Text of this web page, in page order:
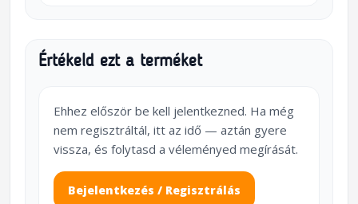
Értékeld ezt a terméket
Ehhez először be kell jelentkezned. Ha még
nem regisztráltál, itt az idő — aztán gyere
vissza, és folytasd a véleményed megírását.
Bejelentkezés / Regisztrálás